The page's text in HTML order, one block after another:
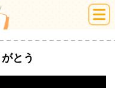
絵本ひろば
とう